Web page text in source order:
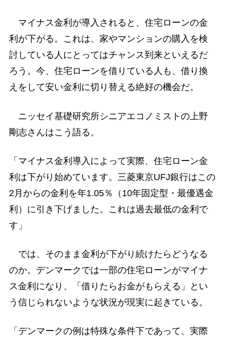
マイナス金利が導入されると、住宅ローンの金
利が下がる。これは、家やマンションの購入を検
討している人にとってはチャンス到来といえるだ
ろう。今、住宅ローンを借りている人も、借り換
えをして安い金利に切り替える絶好の機会だ。
ニッセイ基礎研究所シニアエコノミストの上野
剛志さんはこう語る。
「マイナス金利導入によって実際、住宅ローン金
利は下がり始めています。三菱東京UFJ銀行はこの
2月からの金利を年1.05％（10年固定型・最優遇金
利）に引き下げました。これは過去最低の金利で
す」
では、そのまま金利が下がり続けたらどうなる
のか。デンマークでは一部の住宅ローンがマイナ
ス金利になり、「借りたらお金がもらえる」とい
う信じられないような状況が現実に起きている。
「デンマークの例は特殊な条件下であって、実際